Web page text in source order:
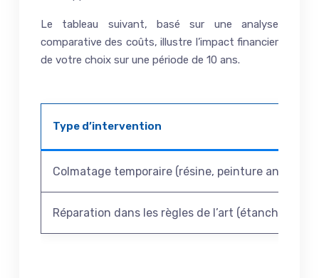
Le tableau suivant, basé sur une analyse
comparative des coûts, illustre l’impact financier
de votre choix sur une période de 10 ans.
Type d’intervention
Colmatage temporaire (résine, peinture anti-
Réparation dans les règles de l’art (étanchéité,